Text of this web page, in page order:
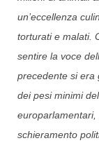
un’eccellenza
torturati e malati.
sentire la voce
precedente si era
dei pesi minimi
schieramento